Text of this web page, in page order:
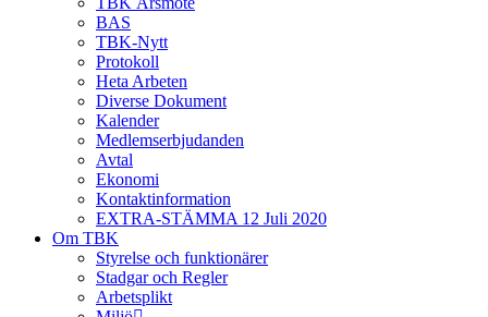
BAS
TBK-Nytt
Protokoll
Heta Arbeten
Diverse Dokument
Kalender
Medlemserbjudanden
Avtal
Ekonomi
Kontaktinformation
EXTRA-STÄMMA 12 Juli 2020
Om TBK
Styrelse och funktionärer
Stadgar och Regler
Arbetsplikt